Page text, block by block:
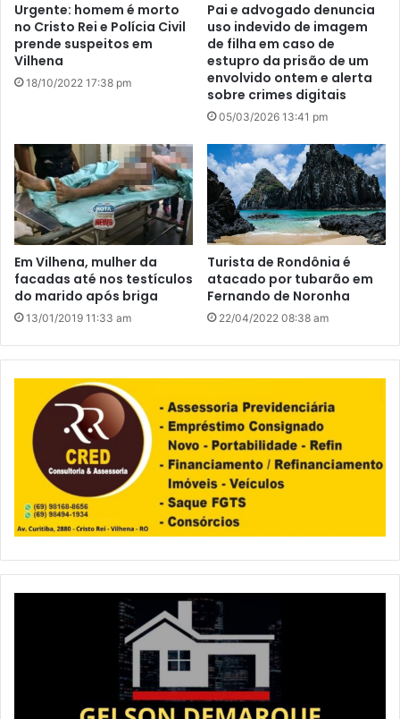
Urgente: homem é morto
no Cristo Rei e Polícia Civil
prende suspeitos em
Vilhena
18/10/2022 17:38 pm
Pai e advogado denuncia
uso indevido de imagem
de filha em caso de
estupro da prisão de um
envolvido ontem e alerta
sobre crimes digitais
05/03/2026 13:41 pm
Em Vilhena, mulher da
facadas até nos testículos
do marido após briga
13/01/2019 11:33 am
Turista de Rondônia é
atacado por tubarão em
Fernando de Noronha
22/04/2022 08:38 am